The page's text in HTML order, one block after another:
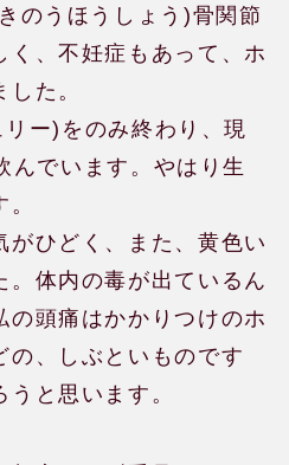
のうほうしょう)骨関節
く、不妊症もあって、ホ
た。
ー)をのみ終わり、現
でいます。やはり生
がひどく、また、黄色い
。体内の毒が出ているん
の頭痛はかかりつけのホ
の、しぶといものです
と思います。